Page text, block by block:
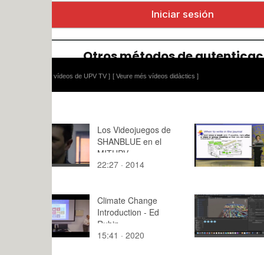
vídeos de UPV TV ] [ Veure més vídeos didàctics ]
Los Videojuegos de
SHANBLUE en el
MITUPV
22:27 · 2014
Writing
reflective
6:35 · 2015
Climate Change
Introduction - Ed
Rubin
15:41 · 2020
AGM RA
4:43 · 2022